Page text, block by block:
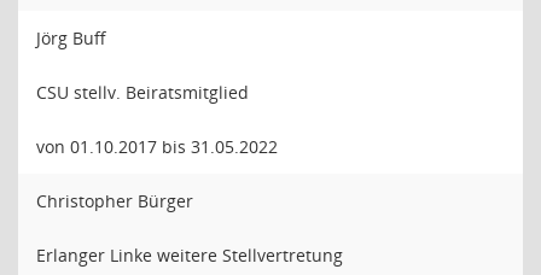
Jörg Buff
CSU stellv. Beiratsmitglied
von 01.10.2017 bis 31.05.2022
Christopher Bürger
Erlanger Linke weitere Stellvertretung